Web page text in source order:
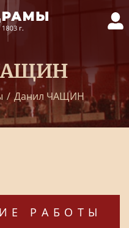
/ Данил ЧАЩИН
РАБОТЫ